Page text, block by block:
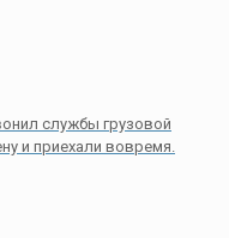
службы грузовой
и приехали вовремя.